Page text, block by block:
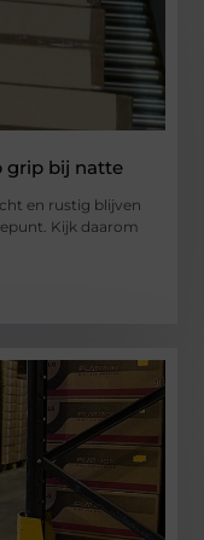
grip bij natte
en rustig blijven
Kijk daarom